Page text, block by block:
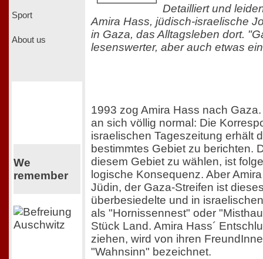
Sport
About us
We
remember
Detailliert und
Amira Hass, jüdisch-israelische
in Gaza, das Alltagsleben dort.
lesenswerter, aber auch etwas
1993 zog Amira Hass nach
an sich völlig normal: Die
israelischen Tageszeitung erhält
bestimmtes Gebiet zu berichten.
diesem Gebiet zu wählen, ist
logische Konsequenz. Aber
Jüdin, der Gaza-Streifen ist
überbesiedelte und in
als "Hornissennest" oder
Stück Land. Amira Hass´
ziehen, wird von ihren
"Wahnsinn" bezeichnet.